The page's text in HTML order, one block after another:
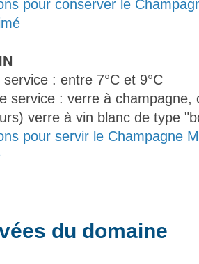
pour conserver le
: entre 7°C et 9°C
service : verre à champagne,
verre à vin blanc de type
pour servir le Champagne
du domaine